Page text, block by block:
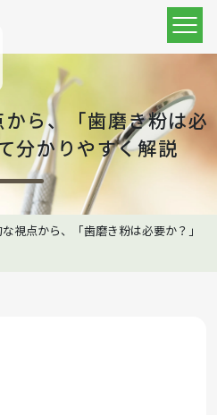
ら、「歯磨き粉は必
分かりやすく解説
視点から、「歯磨き粉は必要か？」